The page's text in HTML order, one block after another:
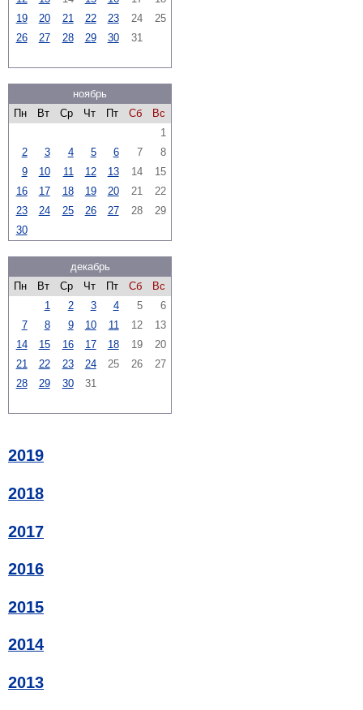
19
20 21 22 23 24
25
26
27 28 29 30 31
ноябрь
Пн
Вт Ср Чт Пт Сб
Вс
1
2
3 4 5 6 7
8
9
10 11 12 13 14
15
16
17 18 19 20 21
22
23
24 25 26 27 28
29
30
декабрь
Пн
Вт Ср Чт Пт Сб
Вс
1
2 3 4 5
6
7
8 9 10 11 12
13
14
15 16 17 18 19
20
21
22 23 24 25 26
27
28
29 30 31
2019
2018
2017
2016
2015
2014
2013